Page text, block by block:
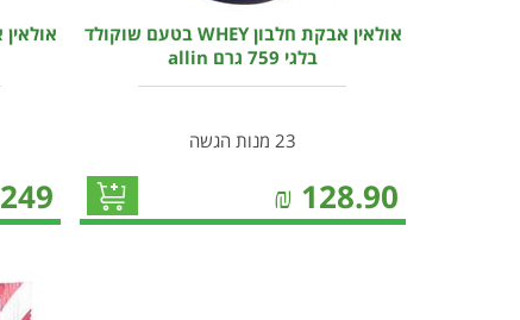
אולאין אבקת חלבון WHEY בטעם שוקולד
בלגי 759 גרם allin
23 מנות הגשה
128.90
₪
249